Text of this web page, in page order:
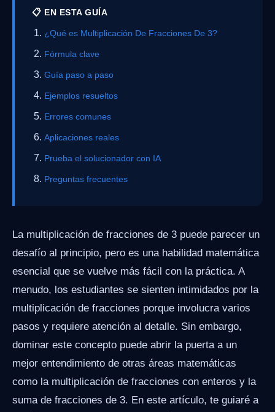
📋 EN ESTA GUÍA
¿Qué es Multiplicación De Fracciones De 3?
Fórmula clave
Guía paso a paso
Ejemplos resueltos
Errores comunes
Aplicaciones reales
Prueba el solucionador con IA
Preguntas frecuentes
La multiplicación de fracciones de 3 puede parecer un
desafío al principio, pero es una habilidad matemática
esencial que se vuelve más fácil con la práctica. A
menudo, los estudiantes se sienten intimidados por la
multiplicación de fracciones porque involucra varios
pasos y requiere atención al detalle. Sin embargo,
dominar este concepto puede abrir la puerta a un
mejor entendimiento de otras áreas matemáticas
como la multiplicación de fracciones con enteros y la
suma de fracciones de 3. En este artículo, te guiaré a